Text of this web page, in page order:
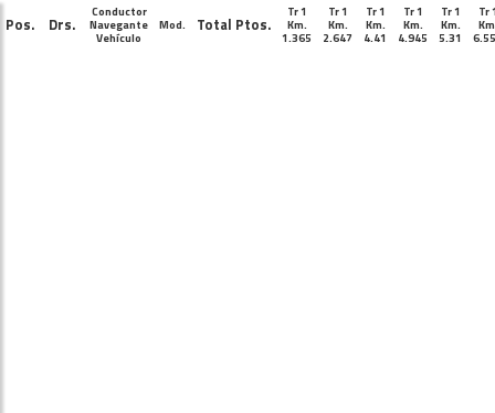
Pos. Drs.
Conductor
Navegante
Vehículo
Mod. Total Ptos.
Tr 1
Km.
1.365
Tr 1
Km.
2.647
Tr 1
Km.
4.41
Tr 1
Km.
4.945
Tr 1
Km.
5.31
Tr